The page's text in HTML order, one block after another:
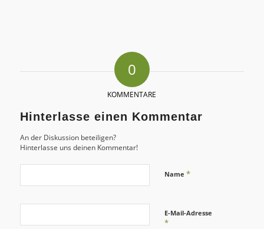
0
KOMMENTARE
Hinterlasse einen Kommentar
An der Diskussion beteiligen?
Hinterlasse uns deinen Kommentar!
Name *
E-Mail-Adresse
*